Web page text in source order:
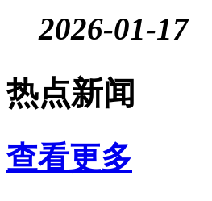
2026-01-17
热点新闻
查看更多